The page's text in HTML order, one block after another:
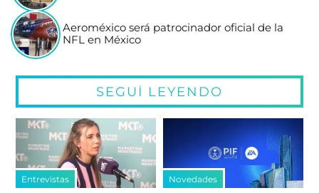
Aeroméxico será patrocinador oficial de la
NFL en México
SEGUÍ LEYENDO
Entrevistas Novedades